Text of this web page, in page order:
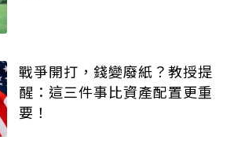
戰爭開打，錢變廢紙？教授提
醒：這三件事比資產配置更重
要！